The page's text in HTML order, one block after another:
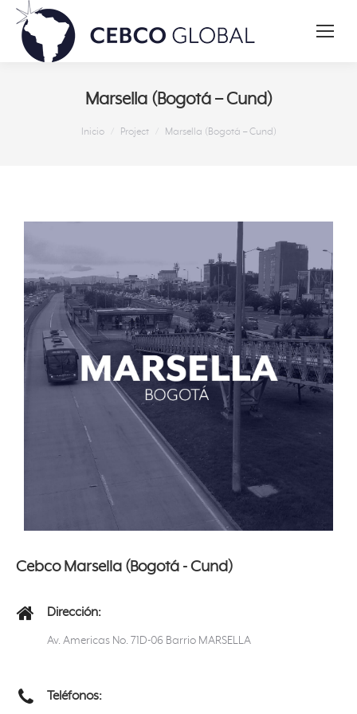
Marsella (Bogotá – Cund)
Inicio Project Marsella (Bogotá – Cund)
Cebco Marsella (Bogotá - Cund)
Dirección:
Av. Americas No. 71D-06 Barrio MARSELLA
Teléfonos: